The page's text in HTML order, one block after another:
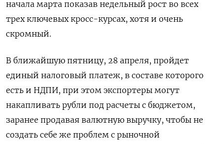
начала марта показав недельный рост во всех
трех ключевых кросс-курсах, хотя и очень
скромный.
В ближайшую пятницу, 28 апреля, пройдет
единый налоговый платеж, в составе которого
есть и НДПИ, при этом экспортеры могут
накапливать рубли под расчеты с бюджетом,
заранее продавая валютную выручку, чтобы не
создать себе же проблем с рыночной